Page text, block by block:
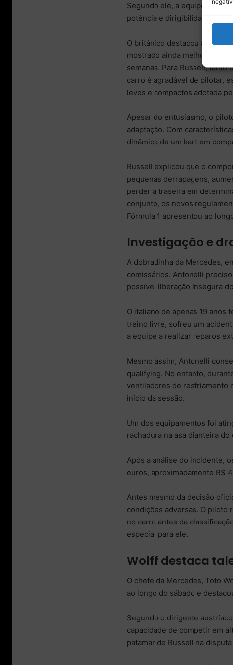
Segundo ele, a equipe
potência e dirigibilidade.
O britânico destacou a
mostrado ainda melhor do
semanas. Para Russell,
carro é agradável de pilotar,
leves e compactos adotada
Apesar do entusiasmo, o
adaptação. Com
dinâmica de um kart em
Russell explicou que o
pequenas derrapagens,
perder a traseira em
conjunto, os novos
Fórmula 1 apresentou ao
Investigação e
A dobradinha da Mercedes,
comissários. Antonelli
possível liberação insegura
O italiano de apenas 19 anos
treino livre, sofreu um
a equipe a realizar reparos
Mesmo assim, Antonelli
qualifying. No entanto,
ventiladores de resfriamento
início da sessão.
Um dos equipamentos foi
rachadura na asa dianteira
Após a análise do incidente,
euros, aproximadamente R$
Antes mesmo da decisão
condições adversas. O piloto
no carro antes da
especial para ele.
Wolff destaca
O chefe da Mercedes, Toto
ao longo do sábado e
Segundo o dirigente
capacidade de competir em
patamar de Russell na